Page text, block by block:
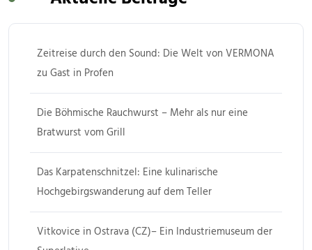
Zeitreise durch den Sound: Die Welt von VERMONA
zu Gast in Profen
Die Böhmische Rauchwurst – Mehr als nur eine
Bratwurst vom Grill
Das Karpatenschnitzel: Eine kulinarische
Hochgebirgswanderung auf dem Teller
Vitkovice in Ostrava (CZ)– Ein Industriemuseum der